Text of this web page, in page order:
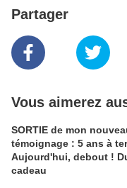
Partager
Vous aimerez
SORTIE de mon
témoignage : 5 ans à
Aujourd'hui, debout !
cadeau